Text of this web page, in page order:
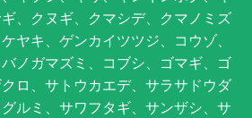
、クヌギ、クマシデ、クマノミズ
ヤキ、ゲンカイツツジ、コウゾ、
ノガマズミ、コブシ、ゴマギ、ゴ
ロ、サトウカエデ、サラサドウダ
ルミ、サワフタギ、サンザシ、サ